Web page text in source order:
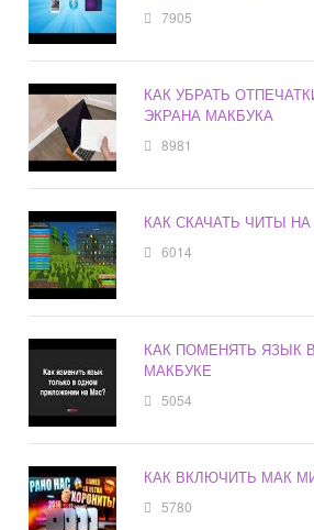
7905
КАК УБРАТЬ
ЭКРАНА МАКБУКА
8981
КАК СКАЧАТЬ ЧИТЫ
6014
КАК ПОМЕНЯТЬ ЯЗЫК
МАКБУКЕ
5054
КАК ВКЛЮЧИТЬ МАК
5780